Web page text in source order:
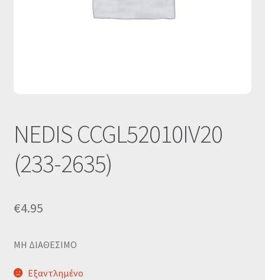
NEDIS CCGL52010IV20
(233-2635)
€4.95
MΗ ΔΙΑΘΕΣΙΜΟ
Εξαντλημένο